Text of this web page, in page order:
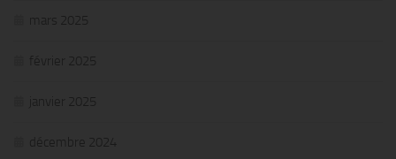
mars 2025
février 2025
janvier 2025
décembre 2024